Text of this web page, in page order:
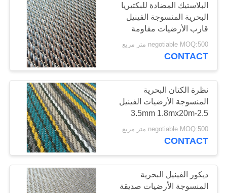
المعمل
مراقبة
الجودة
اتصل
اطلب
اقتباس
أرضيات الفينيل الغراء
WPC الفينيل
الأرضيات
17
البلاستيك المضادة للبكتيريا
البحرية المنسوجة الفينيل
قارب الأرضيات مقاومة
الحريق
negotiable MOQ:500 متر مربع
CONTACT
نظرة الكتان البحرية
المنسوجة الأرضيات الفينيل
2.5-3.5mm 1.8mx20m
negotiable MOQ:500 متر مربع
CONTACT
ديكور الفينيل البحرية
المنسوجة الأرضيات صديقة